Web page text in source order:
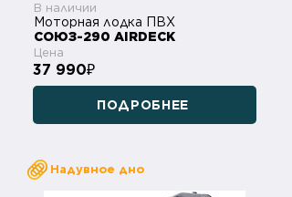
В наличии
Моторная лодка ПВХ
СОЮЗ-290 AIRDECK
Цена
37 990₽
ПОДРОБНЕЕ
Надувное дно